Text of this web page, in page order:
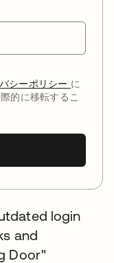
シーポリシー に
的に移転するこ
login
and
Door"